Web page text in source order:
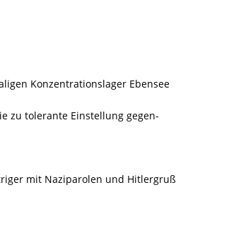
Konzentrationslager Ebensee
zu tolerante Einstellung gegen-
mit Naziparolen und Hitlergruß